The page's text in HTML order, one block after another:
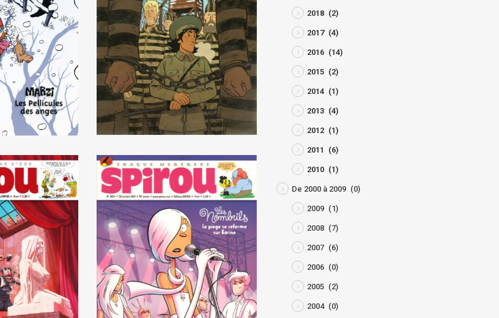
2018 (2)
2017 (4)
2016 (14)
2015 (2)
2014 (1)
2013 (4)
2012 (1)
2011 (6)
2010 (1)
De 2000 à 2009 (0)
2009 (1)
2008 (7)
2007 (6)
2006 (0)
2005 (2)
2004 (0)